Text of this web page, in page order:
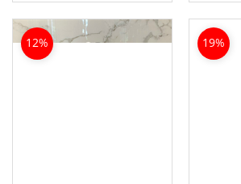
12% 19%